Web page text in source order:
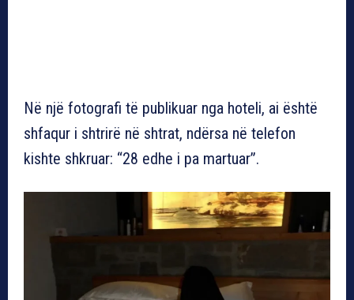
Në një fotografi të publikuar nga hoteli, ai është
shfaqur i shtrirë në shtrat, ndërsa në telefon
kishte shkruar: “28 edhe i pa martuar”.